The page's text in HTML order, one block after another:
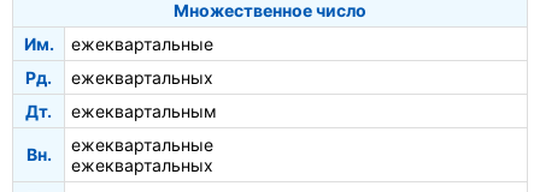
Множественное число
Им.
ежеквартальные
Рд.
ежеквартальных
Дт.
ежеквартальным
Вн.
ежеквартальные
ежеквартальных